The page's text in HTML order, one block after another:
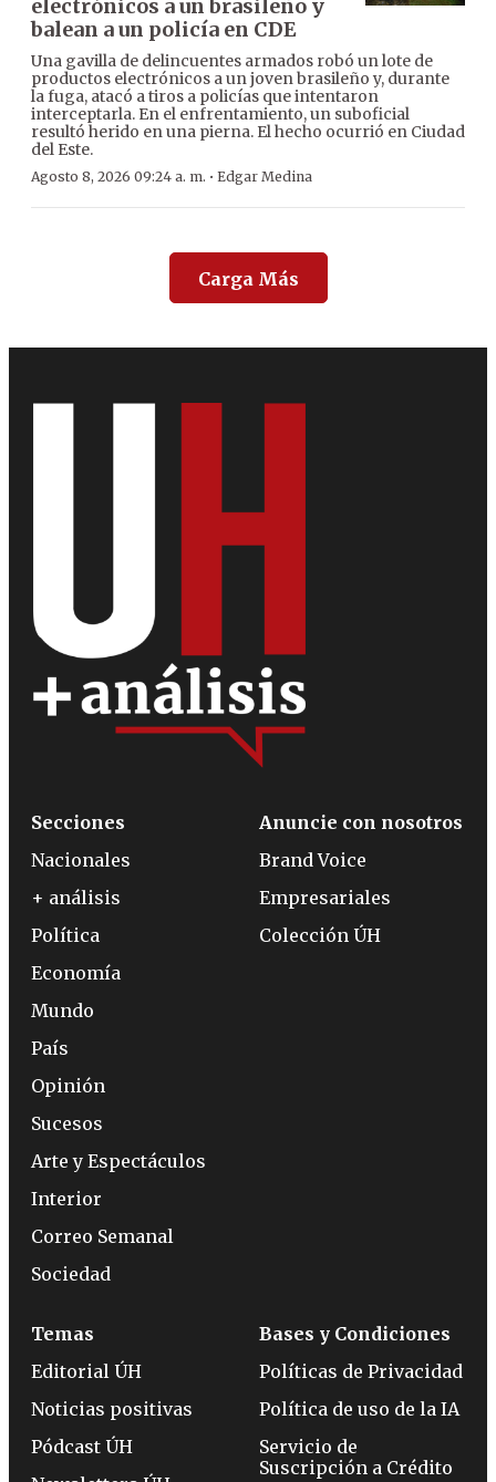
electrónicos a un brasileño y
balean a un policía en CDE
Una gavilla de delincuentes armados robó un lote de
productos electrónicos a un joven brasileño y, durante
la fuga, atacó a tiros a policías que intentaron
interceptarla. En el enfrentamiento, un suboficial
resultó herido en una pierna. El hecho ocurrió en Ciudad
del Este.
Agosto 8, 2026 09:24 a. m. · Edgar Medina
Carga Más
Secciones
Nacionales
+ análisis
Política
Economía
Mundo
País
Opinión
Sucesos
Arte y Espectáculos
Interior
Correo Semanal
Sociedad
Anuncie con nosotros
Brand Voice
Empresariales
Colección ÚH
Temas
Editorial ÚH
Noticias positivas
Pódcast ÚH
Bases y Condiciones
Políticas de Privacidad
Política de uso de la IA
Servicio de
Suscripción a Crédito